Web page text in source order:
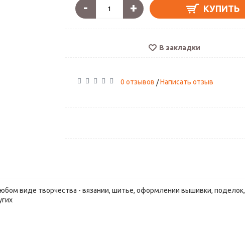
- + КУПИТЬ
В закладки
0 отзывов /Написать отзыв
виде творчества - вязании, шитье, оформлении вышивки, поделок,